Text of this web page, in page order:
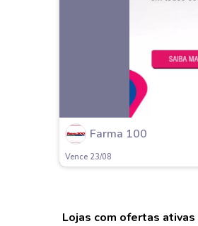
Farma 100
Vence 23/08
Lojas com ofertas